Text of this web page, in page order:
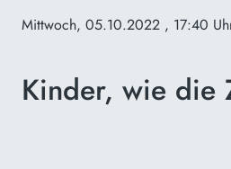
Mittwoch, 05.10.2022 , 17:40
Kinder, wie die